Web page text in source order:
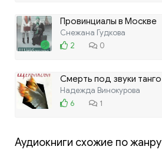
Провинциалы в Москве
Снежана Гудкова
2
0
Смерть под звуки танго
Надежда Винокурова
6
1
Аудиокниги схожие по жанру